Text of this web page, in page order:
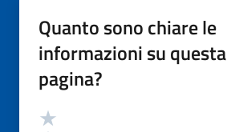
Quanto sono chiare le
informazioni su questa
pagina?
Valutazione